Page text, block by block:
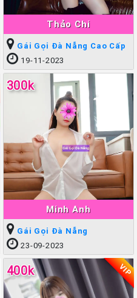
Thảo Chi
Gái Gọi Đà Nẵng Cao Cấp
19-11-2023
Minh Anh
300k
Gái Gọi Đà Nẵng
23-09-2023
400k VIP